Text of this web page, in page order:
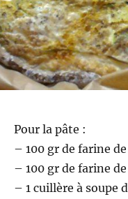
Pour la pâte :
– 100 gr de farine
– 100 gr de farine
– 1 cuillère à soupe